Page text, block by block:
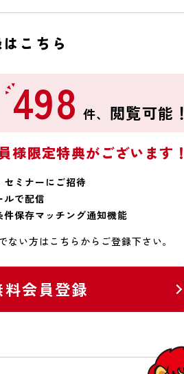
こちら
498 件、 閲覧可能！
様限定特典がございます！
ミナーにご招待
ルで配信
保存マッチング通知機能
ない方はこちらからご登録下さい。
料会員登録